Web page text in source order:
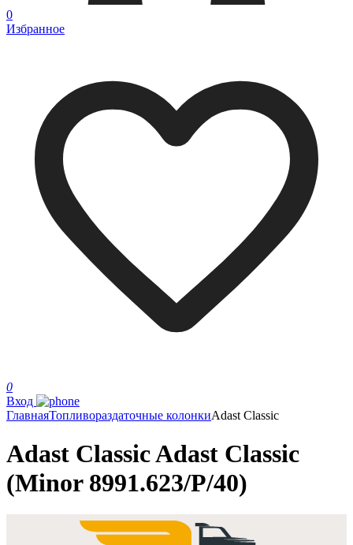
0
Избранное
0
Вход
ГлавнаяТопливораздаточные колонкиAdast Classic
Adast Classic Adast Classic
(Minor 8991.623/P/40)